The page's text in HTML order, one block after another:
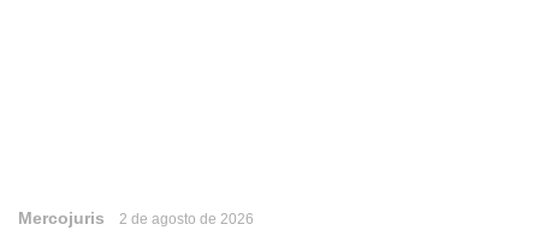
Mercojuris 2 de agosto de 2026